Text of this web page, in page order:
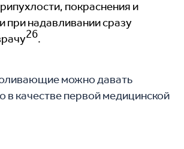
покраснения и
при надавливании сразу
26.
можно давать
в качестве первой медицинской